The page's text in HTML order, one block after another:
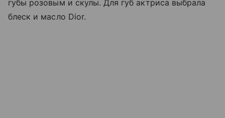
губы розовым и скулы. Для губ актриса выбрала
блеск и масло Dior.